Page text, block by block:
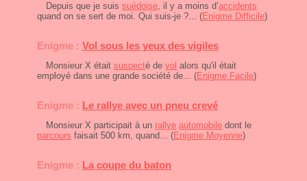
Depuis que je suis suédoise, il y a moins d’accidents
quand on se sert de moi. Qui suis-je ?... (Enigme Difficile)
Enigme : Vol sous les yeux des vigiles
Monsieur X était suspecté de vol alors qu'il était
employé dans une grande société de... (Enigme Facile)
Enigme : Le rallye avec un pneu crevé
Monsieur X participait à un rallye automobile dont le
parcours faisait 500 km, quand... (Enigme Moyenne)
Enigme : La coupe du baton